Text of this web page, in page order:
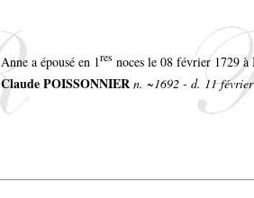
Anne a épousé en 1res noces le 08 février 1729
Claude POISSONNIER n. ~1692 - d. 11